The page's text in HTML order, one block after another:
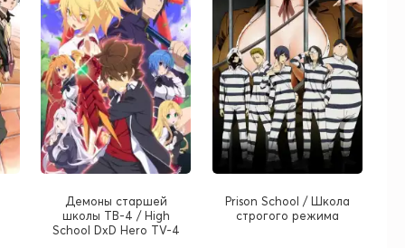
Демоны старшей
школы ТВ-4 / High
School DxD Hero TV-4
Prison School / Школа
строгого режима